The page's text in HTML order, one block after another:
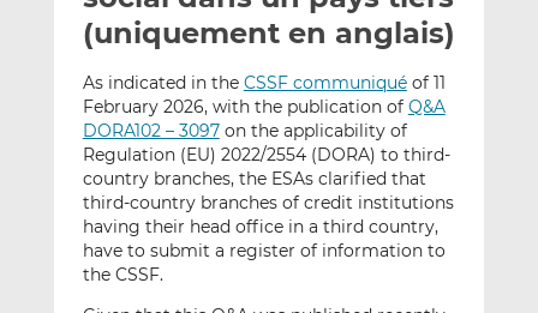
in
e
d
I
n
c
b
o
o
k
(uniquement en anglais)
As indicated in the CSSF communiquéof 11
February 2026, with the publication of Q&A
DORA102 – 3097on the applicability of
Regulation (EU) 2022/2554 (DORA) to third-
country branches, the ESAs clarified that
third-country branches of credit institutions
having their head office in a third country,
have to submit a register of information to
the CSSF.